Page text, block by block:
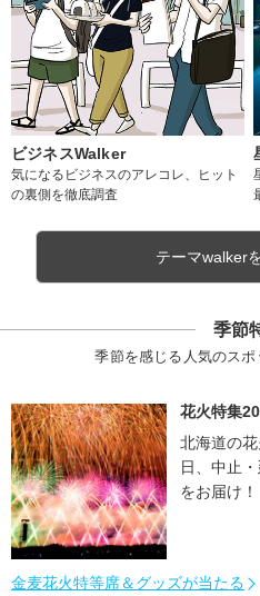
ビジネスWalker
気になるビジネスのアレコレ、ヒット
の裏側を徹底調査
テーマwalker
季節
季節を感じる人気のス
花火特集
北海道の
日、中止
をお届け！
金麦花火特等席＆グッズが当たる